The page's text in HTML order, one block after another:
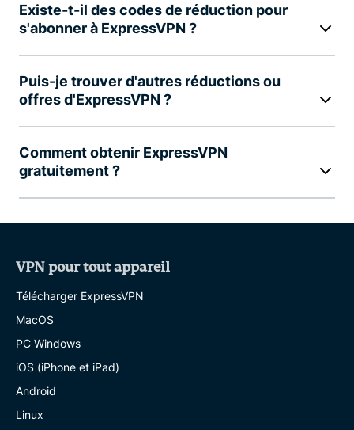
Existe-t-il des codes de réduction pour
s'abonner à ExpressVPN ?
Puis-je trouver d'autres réductions ou
offres d'ExpressVPN ?
Comment obtenir ExpressVPN
gratuitement ?
VPN pour tout appareil
Télécharger ExpressVPN
MacOS
PC Windows
iOS (iPhone et iPad)
Android
Linux